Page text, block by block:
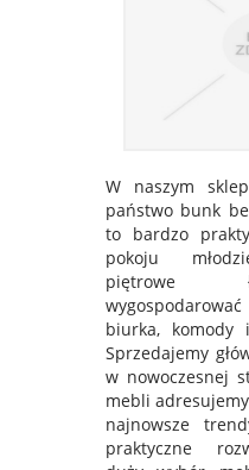
W naszym
państwo bunk
to bardzo
pokoju
piętrowe
biurka, komody
Sprzedajemy
w nowoczesnej
mebli
najnowsze
praktyczne